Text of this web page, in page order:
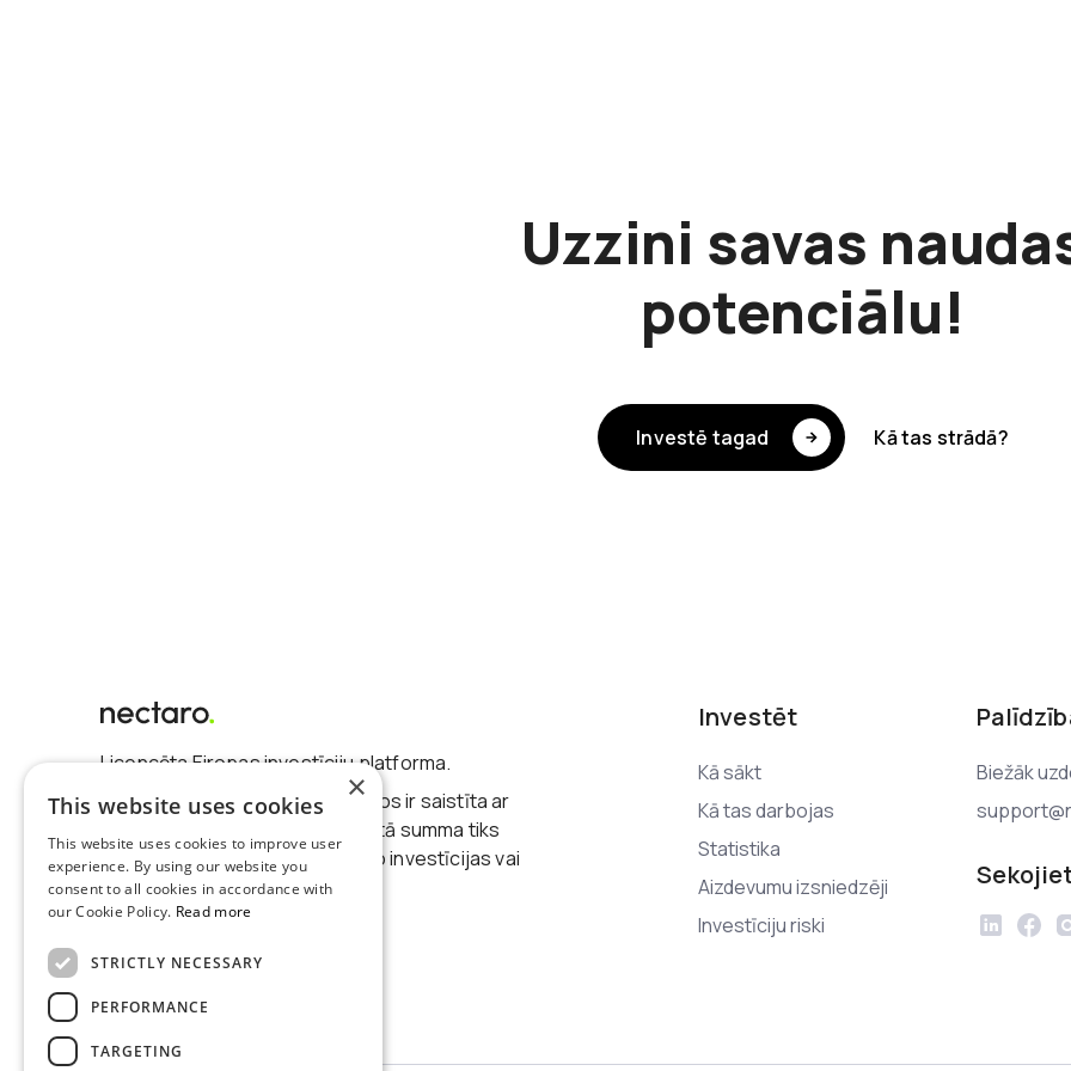
Uzzini savas
potenciālu!
Investē tagad Kā tas strādā?
Licencēta Eiropas investīciju platforma.
Investēšana finanšu instrumentos ir saistīta ar
risku. Nav garantijas, ka investētā summa tiks
atgūta. Jūs varat zaudēt daļu no investīcijas vai
visu investīciju.
Investēt
Kā sākt
Kā tas darbojas
Statistika
Aizdevumu izsniedzēji
Investīciju riski
Biežāk
×
This website uses cookies
This website uses cookies to improve user
experience. By using our website you
consent to all cookies in accordance with
our Cookie Policy. Read more
STRICTLY NECESSARY
PERFORMANCE
TARGETING